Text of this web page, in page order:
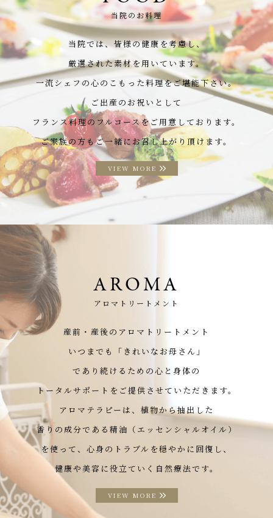
当院のお料理
当院では、皆様の健康を考慮し、
厳選された素材を用いています。
一流シェフの心のこもった料理をご堪能下さい。
ご出産のお祝いとして
フランス料理のフルコースをご用意しております。
ご家族の方もご一緒にお召し上がり頂けます。
VIEW MORE
AROMA
アロマトリートメント
産前・産後のアロマトリートメント
いつまでも「きれいなお母さん」
であり続けるための心と身体の
トータルサポートをご提供させていただきます。
アロマテラピーは、植物から抽出した
香りの成分である精油（エッセンシャルオイル）
を使って、心身のトラブルを穏やかに回復し、
健康や美容に役立ていく自然療法です。
VIEW MORE